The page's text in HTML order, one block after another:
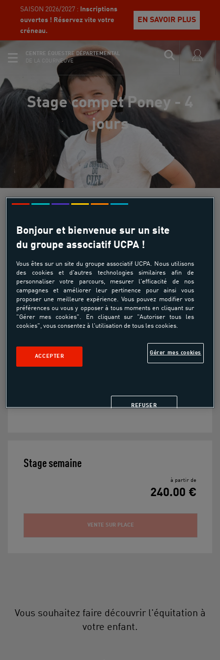
SAISON 2026/2027 :
Inscriptions
ouvertes ! Réservez vite votre
créneau.
EN SAVOIR PLUS
CENTRE ÉQUESTRE DÉPARTEMENTAL
DE LA COURNEUVE
Stage compet Poney - 4
jours
Stage compet Poney - 4 jours
Découverte
À partir de
240.00€
Pour passer un moment avec un poney
Stage semaine
à partir de
240.00 €
VENTE SUR PLACE
Vous souhaitez faire découvrir l'équitation à
votre enfant.
Bonjour et bienvenue sur un site
du groupe associatif UCPA !
Vous êtes sur un site du groupe associatif UCPA. Nous utilisons
des cookies et d'autres technologies similaires afin de
personnaliser votre parcours, mesurer l'efficacité de nos
campagnes et améliorer leur pertinence pour ainsi vous
proposer une meilleure expérience. Vous pouvez modifier vos
préférences ou vous y opposer à tous moments en cliquant sur
"Gérer mes cookies". En cliquant sur "Autoriser tous les
cookies", vous consentez à l'utilisation de tous les cookies.
Gérer mes cookies
REFUSER
ACCEPTER